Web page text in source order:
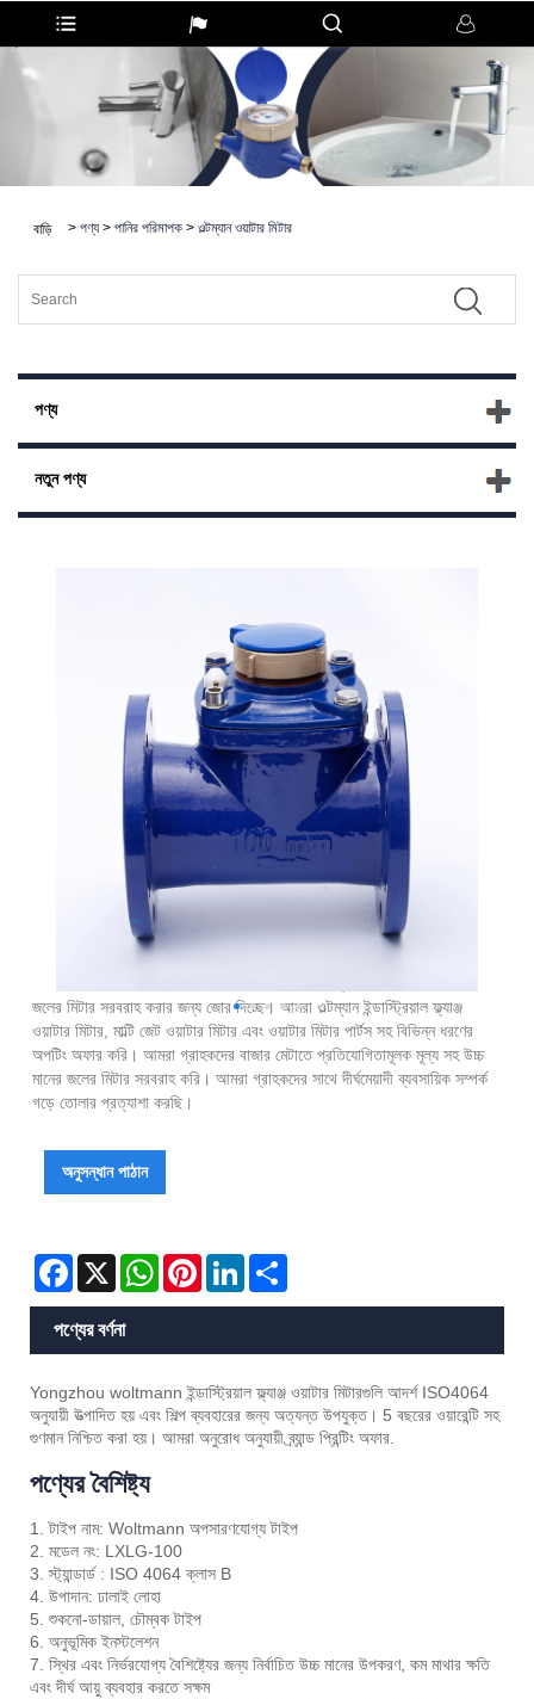
বাড়ি > পণ্য> পানির পরিমাপক > ওল্টম্যান ওয়াটার মিটার
পণ্য
নতুন পণ্য
ওল্টম্যান ইন্ডাস্ট্রিয়াল ফ্ল্যাঞ্জ ওয়াটার মিটার
জলের মিটার সরবরাহ করার জন্য জোর দিচ্ছে। আমরা ওল্টম্যান ইন্ডাস্ট্রিয়াল ফ্ল্যাঞ্জ
ওয়াটার মিটার, মাল্টি জেট ওয়াটার মিটার এবং ওয়াটার মিটার পার্টস সহ বিভিন্ন ধরণের
অপটিং অফার করি। আমরা গ্রাহকদের বাজার মেটাতে প্রতিযোগিতামূলক মূল্য সহ উচ্চ
মানের জলের মিটার সরবরাহ করি। আমরা গ্রাহকদের সাথে দীর্ঘমেয়াদী ব্যবসায়িক সম্পর্ক
গড়ে তোলার প্রত্যাশা করছি।
অনুসন্ধান পাঠান
Facebook
X WhatsAppPinterestLinkedIn
পণ্যের বর্ণনা
Yongzhou woltmann ইন্ডাস্ট্রিয়াল ফ্ল্যাঞ্জ ওয়াটার মিটারগুলি আদর্শ ISO4064
অনুযায়ী উত্পাদিত হয় এবং শিল্প ব্যবহারের জন্য অত্যন্ত উপযুক্ত। 5 বছরের ওয়ারেন্টি সহ
গুণমান নিশ্চিত করা হয়। আমরা অনুরোধ অনুযায়ী ব্র্যান্ড প্রিন্টিং অফার.
পণ্যের বৈশিষ্ট্য
1. টাইপ নাম: Woltmann অপসারণযোগ্য টাইপ
2. মডেল নং: LXLG-100
3. স্ট্যান্ডার্ড : ISO 4064 ক্লাস B
4. উপাদান: ঢালাই লোহা
5. শুকনো-ডায়াল, চৌম্বক টাইপ
6. অনুভূমিক ইনস্টলেশন
7. স্থির এবং নির্ভরযোগ্য বৈশিষ্ট্যের জন্য নির্বাচিত উচ্চ মানের উপকরণ, কম মাথার ক্ষতি
এবং দীর্ঘ আয়ু ব্যবহার করতে সক্ষম